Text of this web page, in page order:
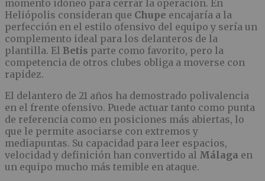
momento idóneo para cerrar la operación. En
Heliópolis consideran que Chupe encajaría a la
perfección en el estilo ofensivo del equipo y sería un
complemento ideal para los delanteros de la
plantilla. El Betis parte como favorito, pero la
competencia de otros clubes obliga a moverse con
rapidez.
El delantero de 21 años ha demostrado polivalencia
en el frente ofensivo. Puede actuar tanto como punta
de referencia como en posiciones más abiertas, lo
que le permite asociarse con extremos y
mediapuntas. Su capacidad para leer espacios,
velocidad y definición han convertido al Málaga en
un equipo mucho más temible en ataque.